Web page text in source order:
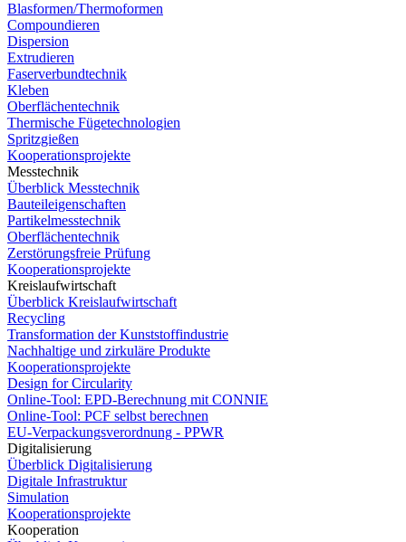
Blasformen/Thermoformen
Compoundieren
Dispersion
Extrudieren
Faserverbundtechnik
Kleben
Oberflächentechnik
Thermische Fügetechnologien
Spritzgießen
Kooperationsprojekte
Messtechnik
Überblick Messtechnik
Bauteileigenschaften
Partikelmesstechnik
Oberflächentechnik
Zerstörungsfreie Prüfung
Kooperationsprojekte
Kreislaufwirtschaft
Überblick Kreislaufwirtschaft
Recycling
Transformation der Kunststoffindustrie
Nachhaltige und zirkuläre Produkte
Kooperationsprojekte
Design for Circularity
Online-Tool: EPD-Berechnung mit CONNIE
Online-Tool: PCF selbst berechnen
EU-Verpackungsverordnung - PPWR
Digitalisierung
Überblick Digitalisierung
Digitale Infrastruktur
Simulation
Kooperationsprojekte
Kooperation